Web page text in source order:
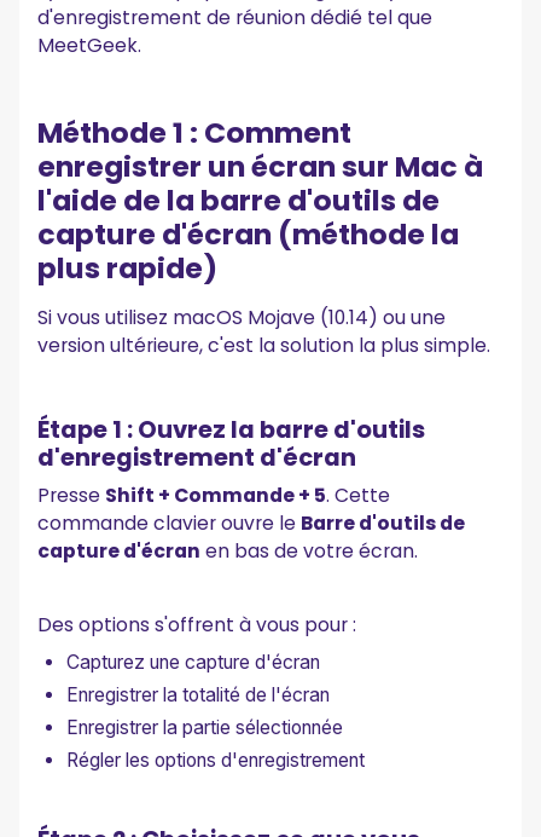
Conseils de pro pour un meilleur enregistrement
d'écran sur Mac
Nettoyez votre bureau
Ajustez intentionnellement la résolution
Utiliser un casque pendant l'enregistrement
Découper immédiatement après l'enregistrement
Où sont enregistrés vos enregistrements d'écran
Comment prendre une capture d'écran à la place
Réflexions finales
Questions fréquemment posées
Un enregistrement d'écran Mac peut-il capturer le son du
système ?
sur un Mac ?
d'enregistrement de réunion dédié tel que
MeetGeek.
Méthode 1 : Comment
enregistrer un écran sur Mac à
l'aide de la barre d'outils de
capture d'écran (méthode la
plus rapide)
Si vous utilisez macOS Mojave (10.14) ou une
version ultérieure, c'est la solution la plus simple.
Étape 1 : Ouvrez la barre d'outils
d'enregistrement d'écran
Presse Shift + Commande + 5. Cette
commande clavier ouvre le Barre d'outils de
capture d'écran en bas de votre écran.
Des options s'offrent à vous pour :
Capturez une capture d'écran
Enregistrer la totalité de l'écran
Enregistrer la partie sélectionnée
Régler les options d'enregistrement